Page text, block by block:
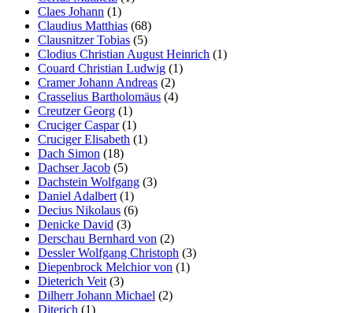
Claes Johann (1)
Claudius Matthias (68)
Clausnitzer Tobias (5)
Clodius Christian August Heinrich (1)
Couard Christian Ludwig (1)
Cramer Johann Andreas (2)
Crasselius Bartholomäus (4)
Creutzer Georg (1)
Cruciger Caspar(1)
Cruciger Elisabeth (1)
Dach Simon (18)
Dachser Jacob (5)
Dachstein Wolfgang (3)
Daniel Adalbert (1)
Decius Nikolaus (6)
Denicke David (3)
Derschau Bernhard von (2)
Dessler Wolfgang Christoph (3)
Diepenbrock Melchior von (1)
Dieterich Veit (3)
Dilherr Johann Michael (2)
Diterich (1)